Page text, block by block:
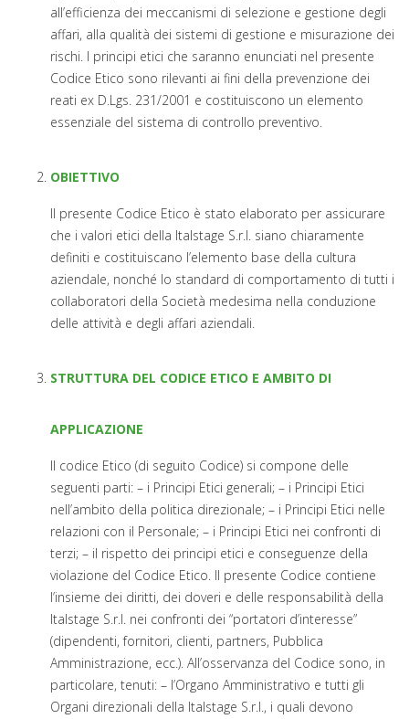
all’efficienza dei meccanismi di selezione e gestione degli
affari, alla qualità dei sistemi di gestione e misurazione dei
rischi. I principi etici che saranno enunciati nel presente
Codice Etico sono rilevanti ai fini della prevenzione dei
reati ex D.Lgs. 231/2001 e costituiscono un elemento
essenziale del sistema di controllo preventivo.
OBIETTIVO
Il presente Codice Etico è stato elaborato per assicurare
che i valori etici della Italstage S.r.l. siano chiaramente
definiti e costituiscano l’elemento base della cultura
aziendale, nonché lo standard di comportamento di tutti i
collaboratori della Società medesima nella conduzione
delle attività e degli affari aziendali.
STRUTTURA DEL CODICE ETICO E AMBITO DI
APPLICAZIONE
Il codice Etico (di seguito Codice) si compone delle
seguenti parti: – i Principi Etici generali; – i Principi Etici
nell’ambito della politica direzionale; – i Principi Etici nelle
relazioni con il Personale; – i Principi Etici nei confronti di
terzi; – il rispetto dei principi etici e conseguenze della
violazione del Codice Etico. Il presente Codice contiene
l’insieme dei diritti, dei doveri e delle responsabilità della
Italstage S.r.l. nei confronti dei “portatori d’interesse”
(dipendenti, fornitori, clienti, partners, Pubblica
Amministrazione, ecc.). All’osservanza del Codice sono, in
particolare, tenuti: – l’Organo Amministrativo e tutti gli
Organi direzionali della Italstage S.r.l., i quali devono